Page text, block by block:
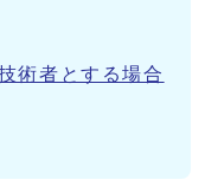
術者とする場合